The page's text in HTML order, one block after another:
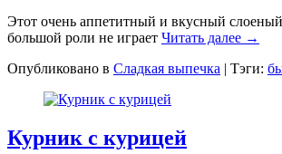
Этот очень аппетитный и вкусный
большой роли не играет Читать далее →
Опубликовано в Сладкая выпечка | Тэги:
Курник с курицей